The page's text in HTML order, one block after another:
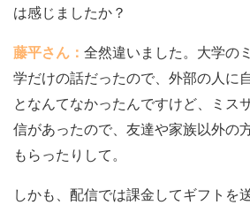
は感じましたか？
藤平さん： 全然違いました。大学の
学だけの話だったので、外部の人に
となんてなかったんですけど、ミス
信があったので、友達や家族以外の
もらったりして。
しかも、配信では課金してギフトを